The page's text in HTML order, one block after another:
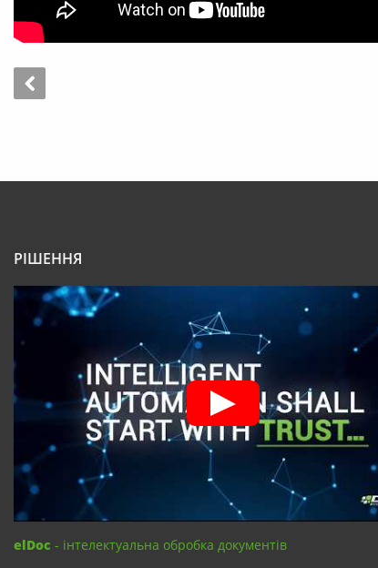
РІШЕННЯ
elDoc - інтелектуальна обробка документів